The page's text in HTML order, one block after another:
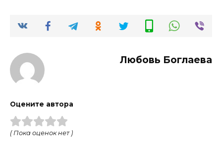
Любовь Боглаева
Оцените автора
( Пока оценок нет )